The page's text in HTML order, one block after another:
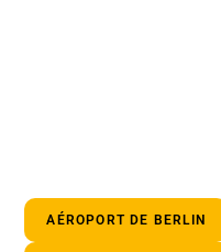
AÉROPORT DE BERLIN